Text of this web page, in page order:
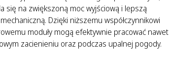
się na zwiększoną moc wyjściową i lepszą
Dzięki niższemu współczynnikowi
moduły mogą efektywnie pracować nawet
zacienieniu oraz podczas upalnej pogody.